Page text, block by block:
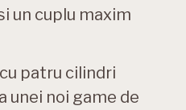
un cuplu maxim
patru cilindri
unei noi game de